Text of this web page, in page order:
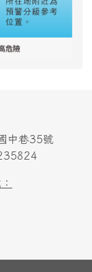
中巷35號